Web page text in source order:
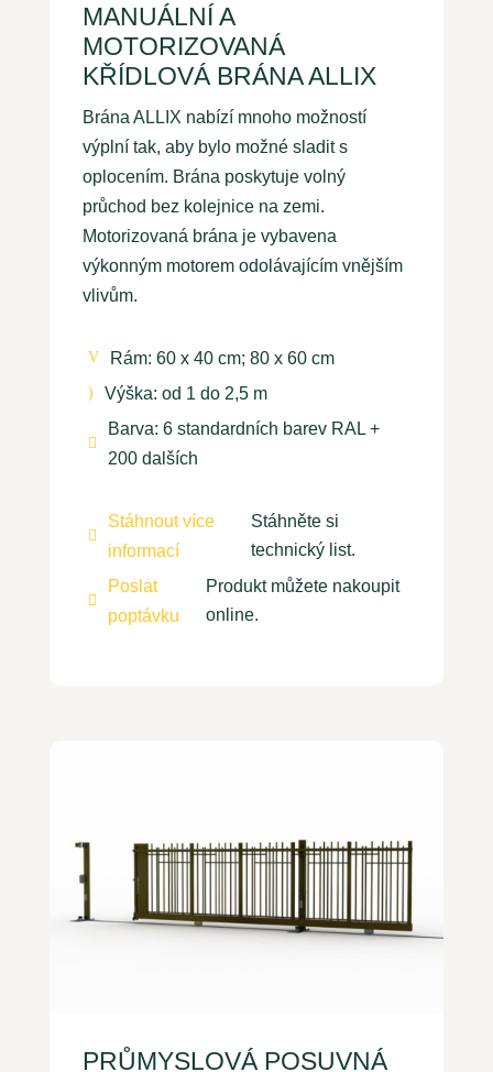
MANUÁLNÍ A
MOTORIZOVANÁ
KŘÍDLOVÁ BRÁNA ALLIX
Brána ALLIX nabízí mnoho možností
výplní tak, aby bylo možné sladit s
oplocením. Brána poskytuje volný
průchod bez kolejnice na zemi.
Motorizovaná brána je vybavena
výkonným motorem odolávajícím vnějším
vlivům.
V Rám: 60 x 40 cm; 80 x 60 cm
) Výška: od 1 do 2,5 m

Barva: 6 standardních barev RAL +
200 dalších

Stáhnout více
informací
Stáhněte si
technický list.

Poslat
poptávku
Produkt můžete nakoupit
online.
PRŮMYSLOVÁ POSUVNÁ